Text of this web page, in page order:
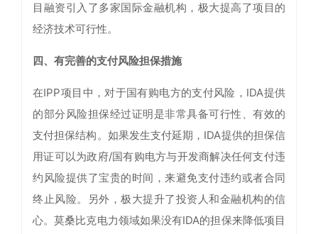
目融资引入了多家国际金融机构，极大提高了项目的
经济技术可行性。
四、有完善的支付风险担保措施
在IPP项目中，对于国有购电方的支付风险，IDA提供
的部分风险担保经过证明是非常具备可行性、有效的
支付担保结构。如果发生支付延期，IDA提供的担保信
用证可以为政府/国有购电方与开发商解决任何支付违
约风险提供了宝贵的时间，来避免支付违约或者合同
终止风险。另外，极大提升了投资人和金融机构的信
心。莫桑比克电力领域如果没有IDA的担保来降低项目